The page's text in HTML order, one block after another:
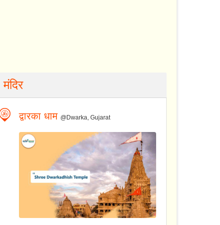
मंदिर
द्वारका धाम @Dwarka, Gujarat